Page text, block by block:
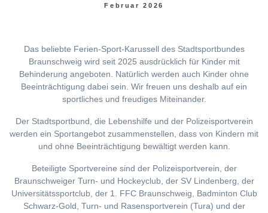
Februar 2026
Das beliebte Ferien-Sport-Karussell des Stadtsportbundes
Braunschweig wird seit 2025 ausdrücklich für Kinder mit
Behinderung angeboten. Natürlich werden auch Kinder ohne
Beeinträchtigung dabei sein. Wir freuen uns deshalb auf ein
sportliches und freudiges Miteinander.
Der Stadtsportbund, die Lebenshilfe und der Polizeisportverein
werden ein Sportangebot zusammenstellen, dass von Kindern mit
und ohne Beeinträchtigung bewältigt werden kann.
Beteiligte Sportvereine sind der Polizeisportverein, der
Braunschweiger Turn- und Hockeyclub, der SV Lindenberg, der
Universitätssportclub, der 1. FFC Braunschweig, Badminton Club
Schwarz-Gold, Turn- und Rasensportverein (Tura) und der